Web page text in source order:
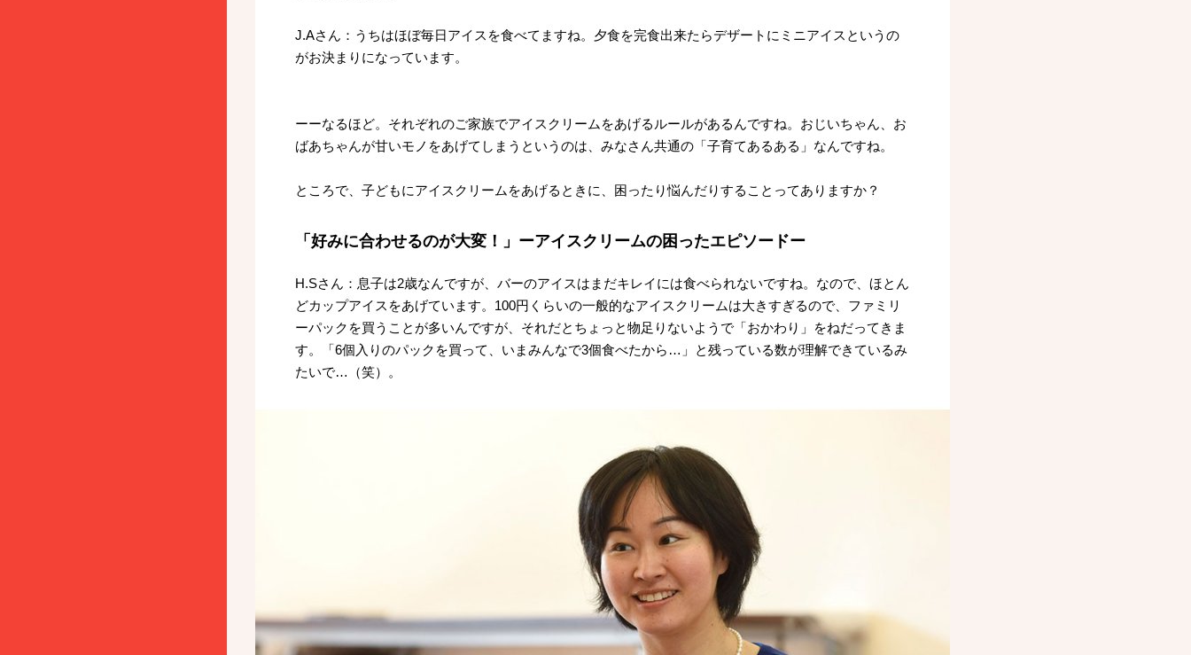
J.Aさん：うちはほぼ毎日アイスを食べてますね。夕食を完食出来たらデザートにミニアイスというの
がお決まりになっています。
ーーなるほど。それぞれのご家族でアイスクリームをあげるルールがあるんですね。おじいちゃん、お
ばあちゃんが甘いモノをあげてしまうというのは、みなさん共通の「子育てあるある」なんですね。
ところで、子どもにアイスクリームをあげるときに、困ったり悩んだりすることってありますか？
「好みに合わせるのが大変！」ーアイスクリームの困ったエピソードー
H.Sさん：息子は2歳なんですが、バーのアイスはまだキレイには食べられないですね。なので、ほとん
どカップアイスをあげています。100円くらいの一般的なアイスクリームは大きすぎるので、ファミリ
ーパックを買うことが多いんですが、それだとちょっと物足りないようで「おかわり」をねだってきま
す。「6個入りのパックを買って、いまみんなで3個食べたから…」と残っている数が理解できているみ
たいで…（笑）。